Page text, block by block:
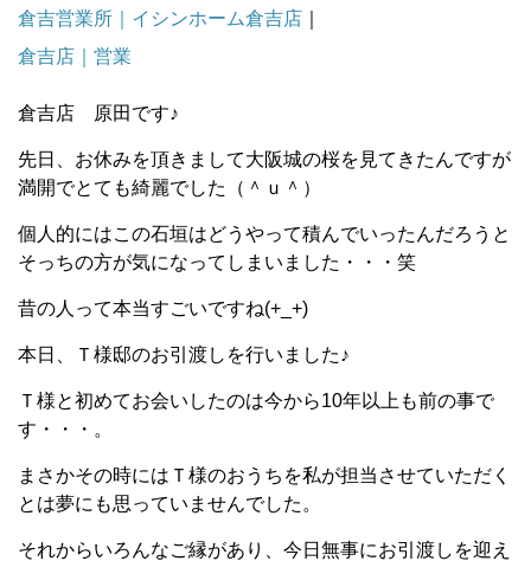
倉吉営業所｜イシンホーム倉吉店
倉吉店｜営業
倉吉店 原田です♪
先日、お休みを頂きまして大阪城の桜を見てきたんですが
満開でとても綺麗でした（＾ｕ＾）
個人的にはこの石垣はどうやって積んでいったんだろうと
そっちの方が気になってしまいました・・・笑
昔の人って本当すごいですね(+_+)
本日、Ｔ様邸のお引渡しを行いました♪
Ｔ様と初めてお会いしたのは今から10年以上も前の事で
す・・・。
まさかその時にはＴ様のおうちを私が担当させていただく
とは夢にも思っていませんでした。
それからいろんなご縁があり、今日無事にお引渡しを迎え